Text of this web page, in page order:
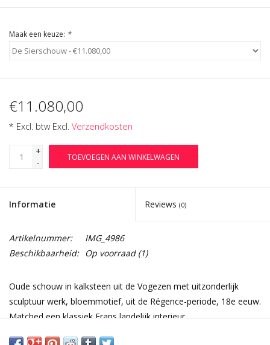
Maak een keuze: *
€11.080,00
* Excl. btw Excl. Verzendkosten
+
-
TOEVOEGEN AAN WINKELWAGEN
Informatie Reviews (0)
Artikelnummer:
IMG_4986
Beschikbaarheid: Op voorraad(1)
Oude schouw in kalksteen uit de Vogezen met uitzonderlijk
sculptuur werk, bloemmotief, uit de Régence-periode, 18e eeuw.
Matched een klassiek Frans landelijk interieur.